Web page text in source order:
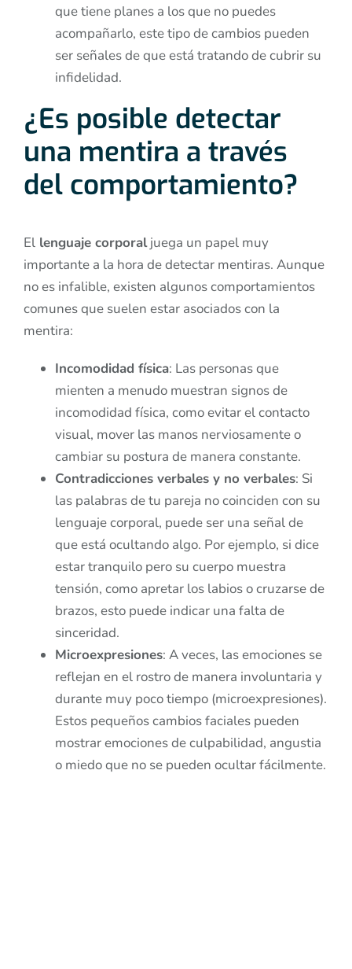
que tiene planes a los que no puedes
acompañarlo, este tipo de cambios pueden
ser señales de que está tratando de cubrir su
infidelidad.
¿Es posible detectar
una mentira a través
del comportamiento?
El lenguaje corporaljuega un papel muy
importante a la hora de detectar mentiras. Aunque
no es infalible, existen algunos comportamientos
comunes que suelen estar asociados con la
mentira:
Incomodidad física: Las personas que
mienten a menudo muestran signos de
incomodidad física, como evitar el contacto
visual, mover las manos nerviosamente o
cambiar su postura de manera constante.
Contradicciones verbales y no verbales: Si
las palabras de tu pareja no coinciden con su
lenguaje corporal, puede ser una señal de
que está ocultando algo. Por ejemplo, si dice
estar tranquilo pero su cuerpo muestra
tensión, como apretar los labios o cruzarse de
brazos, esto puede indicar una falta de
sinceridad.
Microexpresiones: A veces, las emociones se
reflejan en el rostro de manera involuntaria y
durante muy poco tiempo (microexpresiones).
Estos pequeños cambios faciales pueden
mostrar emociones de culpabilidad, angustia
o miedo que no se pueden ocultar fácilmente.